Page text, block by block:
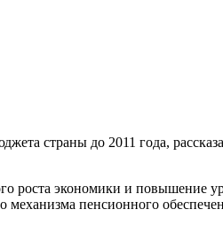
страны до 2011 года,
экономики и повышение
пенсионного